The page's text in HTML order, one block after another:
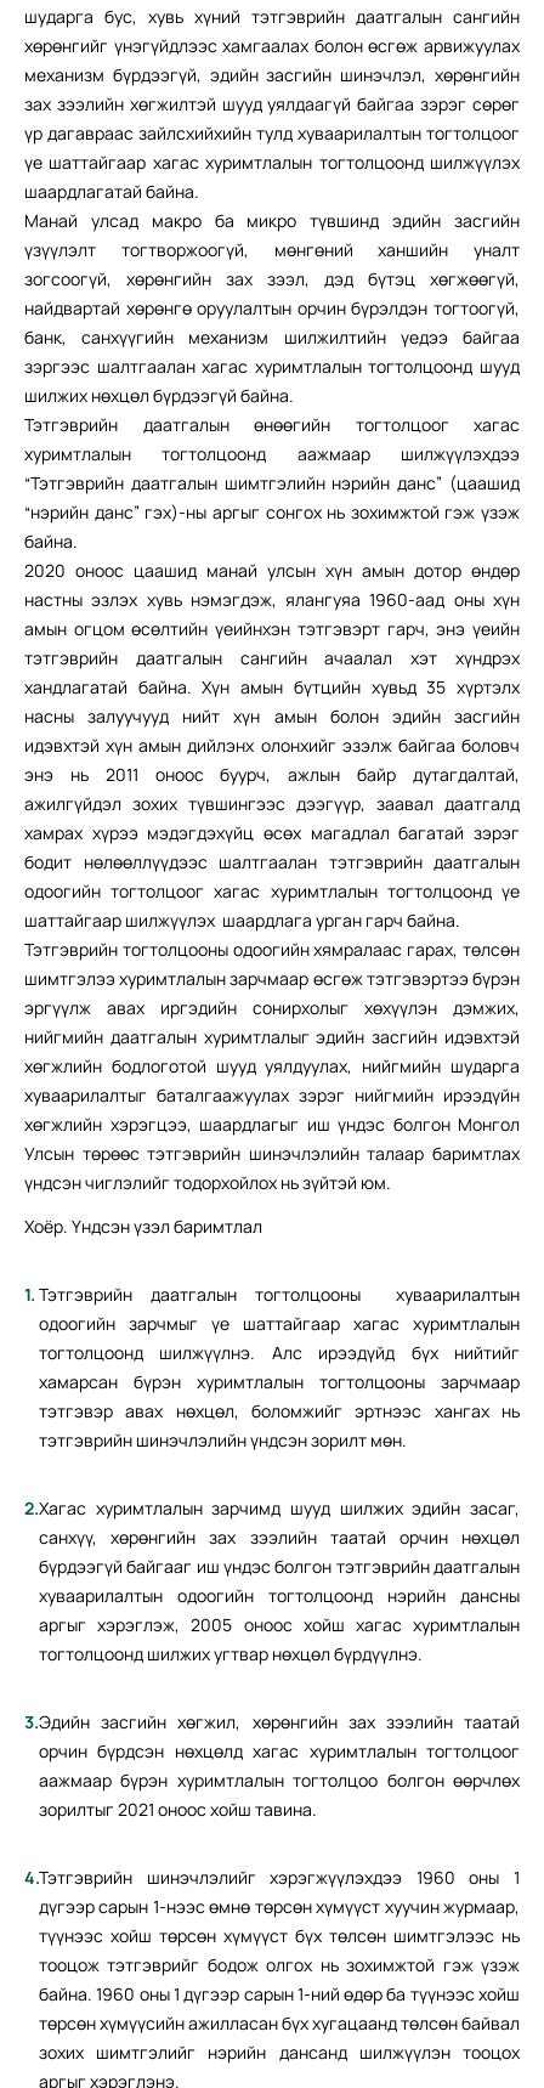
шударга бус, хувь хүний тэтгэврийн даатгалын сангийн
хөрөнгийг үнэгүйдлээс хамгаалах болон өсгөж арвижуулах
механизм бүрдээгүй, эдийн засгийн шинэчлэл, хөрөнгийн
зах зээлийн хөгжилтэй шууд уялдаагүй байгаа зэрэг сөрөг
үр дагавраас зайлсхийхийн тулд хуваарилалтын тогтолцоог
үе шаттайгаар хагас хуримтлалын тогтолцоонд шилжүүлэх
шаардлагатай байна.
Манай улсад макро ба микро түвшинд эдийн засгийн
үзүүлэлт тогтворжоогүй, мөнгөний ханшийн уналт
зогсоогүй, хөрөнгийн зах зээл, дэд бүтэц хөгжөөгүй,
найдвартай хөрөнгө оруулалтын орчин бүрэлдэн тогтоогүй,
банк, санхүүгийн механизм шилжилтийн үедээ байгаа
зэргээс шалтгаалан хагас хуримтлалын тогтолцоонд шууд
шилжих нөхцөл бүрдээгүй байна.
Тэтгэврийн даатгалын өнөөгийн тогтолцоог хагас
хуримтлалын тогтолцоонд аажмаар шилжүүлэхдээ
“Тэтгэврийн даатгалын шимтгэлийн нэрийн данс” (цаашид
“нэрийн данс” гэх)-ны аргыг сонгох нь зохимжтой гэж үзэж
байна.
2020 оноос цаашид манай улсын хүн амын дотор өндөр
настны эзлэх хувь нэмэгдэж, ялангуяа 1960-аад оны хүн
амын огцом өсөлтийн үеийнхэн тэтгэвэрт гарч, энэ үеийн
тэтгэврийн даатгалын сангийн ачаалал хэт хүндрэх
хандлагатай байна. Хүн амын бүтцийн хувьд 35 хүртэлх
насны залуучууд нийт хүн амын болон эдийн засгийн
идэвхтэй хүн амын дийлэнх олонхийг эзэлж байгаа боловч
энэ нь 2011 оноос буурч, ажлын байр дутагдалтай,
ажилгүйдэл зохих түвшингээс дээгүүр, заавал даатгалд
хамрах хүрээ мэдэгдэхүйц өсөх магадлал багатай зэрэг
бодит нөлөөллүүдээс шалтгаалан тэтгэврийн даатгалын
одоогийн тогтолцоог хагас хуримтлалын тогтолцоонд үе
шаттайгаар шилжүүлэх шаардлага урган гарч байна.
Тэтгэврийн тогтолцооны одоогийн хямралаас гарах, төлсөн
шимтгэлээ хуримтлалын зарчмаар өсгөж тэтгэвэртээ бүрэн
эргүүлж авах иргэдийн сонирхолыг хөхүүлэн дэмжих,
нийгмийн даатгалын хуримтлалыг эдийн засгийн идэвхтэй
хөгжлийн бодлоготой шууд уялдуулах, нийгмийн шударга
хуваарилалтыг баталгаажуулах зэрэг нийгмийн ирээдүйн
хөгжлийн хэрэгцээ, шаардлагыг иш үндэс болгон Монгол
Улсын төрөөс тэтгэврийн шинэчлэлийн талаар баримтлах
үндсэн чиглэлийг тодорхойлох нь зүйтэй юм.
Хоёр. Үндсэн үзэл баримтлал
Тэтгэврийн даатгалын тогтолцооны хуваарилалтын
одоогийн зарчмыг үе шаттайгаар хагас хуримтлалын
тогтолцоонд шилжүүлнэ. Алс ирээдүйд бүх нийтийг
хамарсан бүрэн хуримтлалын тогтолцооны зарчмаар
тэтгэвэр авах нөхцөл, боломжийг эртнээс хангах нь
тэтгэврийн шинэчлэлийн үндсэн зорилт мөн.
Хагас хуримтлалын зарчимд шууд шилжих эдийн засаг,
санхүү, хөрөнгийн зах зээлийн таатай орчин нөхцөл
бүрдээгүй байгааг иш үндэс болгон тэтгэврийн даатгалын
хуваарилалтын одоогийн тогтолцоонд нэрийн дансны
аргыг хэрэглэж, 2005 оноос хойш хагас хуримтлалын
тогтолцоонд шилжих угтвар нөхцөл бүрдүүлнэ.
Эдийн засгийн хөгжил, хөрөнгийн зах зээлийн таатай
орчин бүрдсэн нөхцөлд хагас хуримтлалын тогтолцоог
аажмаар бүрэн хуримтлалын тогтолцоо болгон өөрчлөх
зорилтыг 2021 оноос хойш тавина.
Тэтгэврийн шинэчлэлийг хэрэгжүүлэхдээ 1960 оны 1
дүгээр сарын 1-нээс өмнө төрсөн хүмүүст хуучин журмаар,
түүнээс хойш төрсөн хүмүүст бүх төлсөн шимтгэлээс нь
тооцож тэтгэврийг бодож олгох нь зохимжтой гэж үзэж
байна. 1960 оны 1 дүгээр сарын 1-ний өдөр ба түүнээс хойш
төрсөн хүмүүсийн ажилласан бүх хугацаанд төлсөн байвал
зохих шимтгэлийг нэрийн дансанд шилжүүлэн тооцох
аргыг хэрэглэнэ.